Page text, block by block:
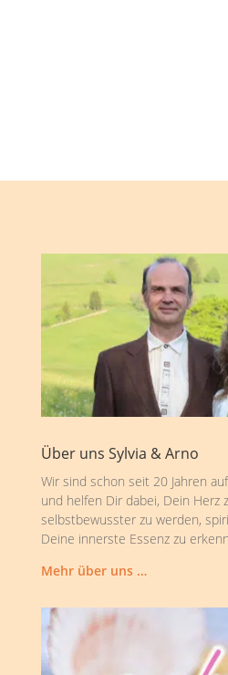
Über uns Sylvia & Arno
Wir sind schon seit 20 Jahren
und helfen Dir dabei, Dein Herz
selbstbewusster zu werden,
Deine innerste Essenz zu
Mehr über uns …